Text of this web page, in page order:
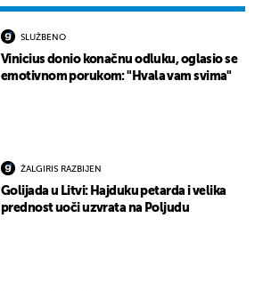
SLUŽBENO
Vinicius donio konačnu odluku, oglasio se
emotivnom porukom: "Hvala vam svima"
ŽALGIRIS RAZBIJEN
Golijada u Litvi: Hajduku petarda i velika
prednost uoči uzvrata na Poljudu